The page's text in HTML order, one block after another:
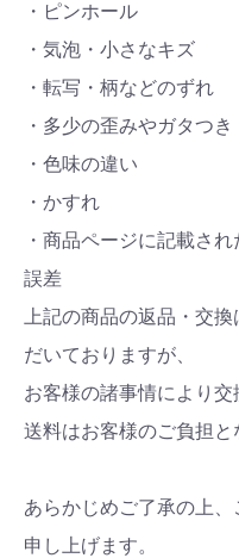
・ピンホール
・気泡・小さなキズ
・転写・柄などのずれ
・多少の歪みやガタつき
・色味の違い
・かすれ
・商品ページに記載さ
誤差
上記の商品の返品・交
だいておりますが、
お客様の諸事情により
送料はお客様のご負担と
あらかじめご了承の上
申し上げます。